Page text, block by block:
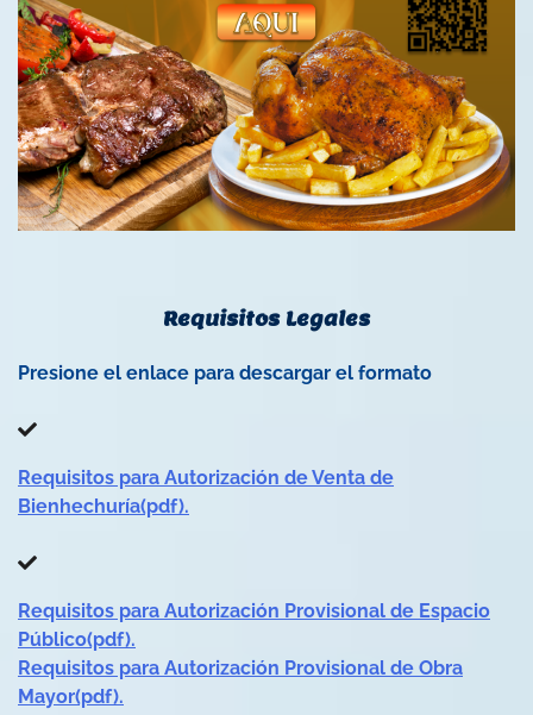
Requisitos Legales
Presione el enlace para descargar el formato
Requisitos para Autorización de Venta de
Bienhechuría(pdf).
Requisitos para Autorización Provisional de Espacio
Público(pdf).
Requisitos para Autorización Provisional de Obra
Mayor(pdf).